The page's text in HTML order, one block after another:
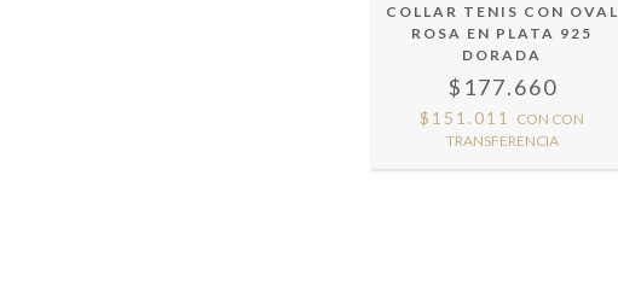
COLLAR TENIS CON OVAL
ROSA EN PLATA 925
DORADA
$177.660
$151.011 CON CON
TRANSFERENCIA